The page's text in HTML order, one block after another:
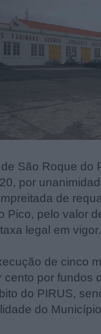
São Roque do
por
de
Pico, pelo valor
legal em vigor.
de cinco
cento por fundos
do PIRUS,
do